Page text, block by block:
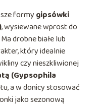
formy gipsówki
, wysiewane wprost do
drobne białe lub
który idealnie
czy nieszkliwionej
(Gypsophila
a w donicy stosować
jako sezonową